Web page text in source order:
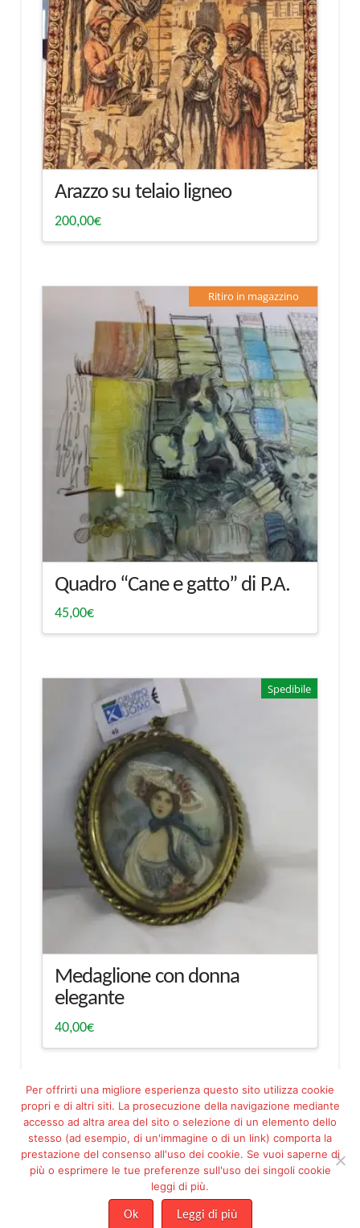
Arazzo su telaio ligneo
200,00€
Ritiro in magazzino
Quadro “Cane e gatto” di P.A.
45,00€
Spedibile
Medaglione con donna
elegante
40,00€
Facebook
Pinterest
ASSOCIAZIONE PROGETTO ESSERE MARIA FILIPPETTO ODV - ETS -
Risoluzione online delle controversie| Condizioni di Vendita
Per offrirti una migliore esperienza questo sito utilizza cookie
propri e di altri siti. La prosecuzione della navigazione mediante
accesso ad altra area del sito o selezione di un elemento dello
stesso (ad esempio, di un'immagine o di un link) comporta la
prestazione del consenso all'uso dei cookie. Se vuoi saperne di
più o esprimere le tue preferenze sull'uso dei singoli cookie
leggi di più.
Ok Leggi di più